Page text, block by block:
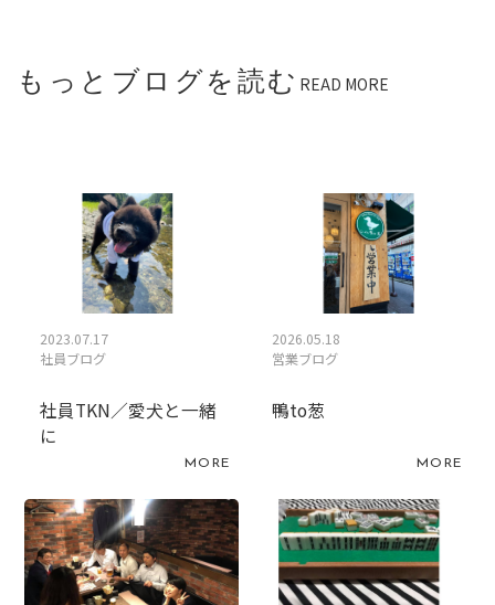
もっとブログを読む READ MORE
2023.07.17
社員ブログ
社員TKN／愛犬と一緒
に
MORE
2026.05.18
営業ブログ
鴨to葱
MORE